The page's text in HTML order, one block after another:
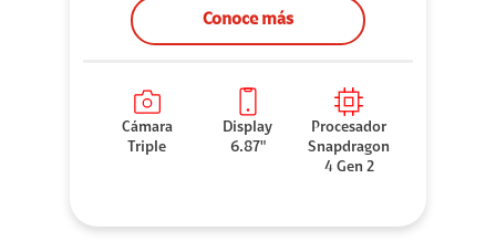
Conoce más
Cámara
Triple
Display
6.87"
Procesador
Snapdragon
4 Gen 2